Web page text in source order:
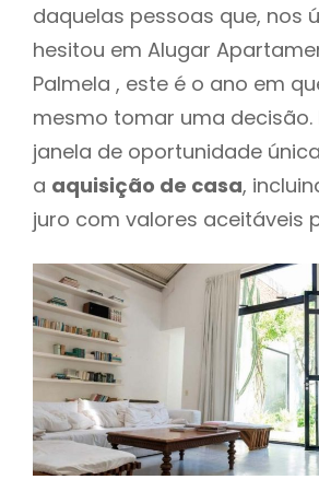
daquelas pessoas que, nos
hesitou em Alugar
Palmela , este é o ano em
mesmo tomar uma decisão.
janela de oportunidade
a aquisição de casa,
juro com valores aceitáveis